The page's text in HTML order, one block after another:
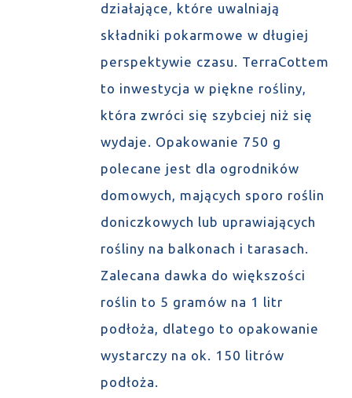
działające, które uwalniają
składniki pokarmowe w długiej
perspektywie czasu. TerraCottem
to inwestycja w piękne rośliny,
która zwróci się szybciej niż się
wydaje. Opakowanie 750 g
polecane jest dla ogrodników
domowych, mających sporo roślin
doniczkowych lub uprawiających
rośliny na balkonach i tarasach.
Zalecana dawka do większości
roślin to 5 gramów na 1 litr
podłoża, dlatego to opakowanie
wystarczy na ok. 150 litrów
podłoża.